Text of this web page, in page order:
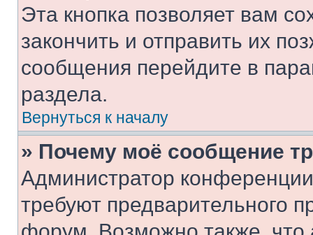
Эта кнопка позволяет вам
закончить и отправить их
сообщения перейдите в
раздела.
Вернуться к началу
» Почему моё сообщение
Администратор
требуют предварительного